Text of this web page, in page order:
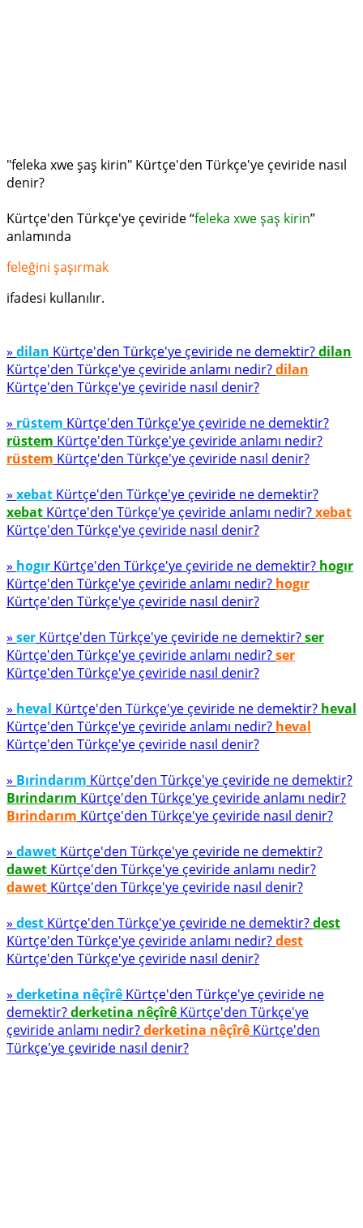
"feleka xwe şaş kirin" Kürtçe'den Türkçe'ye çeviride nasıl
denir?
Kürtçe'den Türkçe'ye çeviride “feleka xwe şaş kirin”
anlamında
feleğini şaşırmak
ifadesi kullanılır.
» dilan Kürtçe'den Türkçe'ye çeviride ne demektir?dilan
Kürtçe'den Türkçe'ye çeviride anlamı nedir?dilan
Kürtçe'den Türkçe'ye çeviride nasıl denir?
» rüstem Kürtçe'den Türkçe'ye çeviride ne demektir?
rüstem Kürtçe'den Türkçe'ye çeviride anlamı nedir?
rüstem Kürtçe'den Türkçe'ye çeviride nasıl denir?
» xebat Kürtçe'den Türkçe'ye çeviride ne demektir?
xebat Kürtçe'den Türkçe'ye çeviride anlamı nedir?xebat
Kürtçe'den Türkçe'ye çeviride nasıl denir?
» hogır Kürtçe'den Türkçe'ye çeviride ne demektir? hogır
Kürtçe'den Türkçe'ye çeviride anlamı nedir? hogır
Kürtçe'den Türkçe'ye çeviride nasıl denir?
» ser Kürtçe'den Türkçe'ye çeviride ne demektir?ser
Kürtçe'den Türkçe'ye çeviride anlamı nedir?ser
Kürtçe'den Türkçe'ye çeviride nasıl denir?
» heval Kürtçe'den Türkçe'ye çeviride ne demektir? heval
Kürtçe'den Türkçe'ye çeviride anlamı nedir? heval
Kürtçe'den Türkçe'ye çeviride nasıl denir?
» Bırindarım Kürtçe'den Türkçe'ye çeviride ne demektir?
Bırindarım Kürtçe'den Türkçe'ye çeviride anlamı nedir?
Bırindarım Kürtçe'den Türkçe'ye çeviride nasıl denir?
» dawet Kürtçe'den Türkçe'ye çeviride ne demektir?
dawet Kürtçe'den Türkçe'ye çeviride anlamı nedir?
dawet Kürtçe'den Türkçe'ye çeviride nasıl denir?
» dest Kürtçe'den Türkçe'ye çeviride ne demektir?dest
Kürtçe'den Türkçe'ye çeviride anlamı nedir?dest
Kürtçe'den Türkçe'ye çeviride nasıl denir?
» derketina nêçîrê Kürtçe'den Türkçe'ye çeviride ne
demektir?derketina nêçîrê Kürtçe'den Türkçe'ye
çeviride anlamı nedir?derketina nêçîrê Kürtçe'den
Türkçe'ye çeviride nasıl denir?